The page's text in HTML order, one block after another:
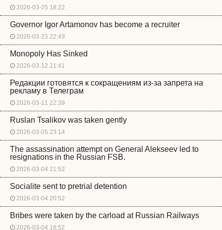
2026-03-25 18:22
Governor Igor Artamonov has become a recruiter
2026-03-23 22:49
Monopoly Has Sinked
2026-03-12 21:41
Редакции готовятся к сокращениям из-за запрета на
рекламу в Телеграм
2026-03-11 22:39
Ruslan Tsalikov was taken gently
2026-03-05 23:14
The assassination attempt on General Alekseev led to
resignations in the Russian FSB.
2026-03-04 21:52
Socialite sent to pretrial detention
2026-03-04 20:52
Bribes were taken by the carload at Russian Railways
2026-03-04 18:52